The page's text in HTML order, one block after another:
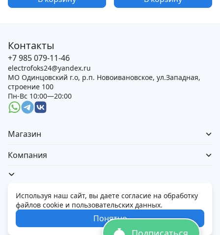
Контакты
+7 985 079-11-46
electrofoks24@yandex.ru
МО Одинцовский г.о, р.п. Новоивановское, ул.Западная,
строение 100
Пн-Вс 10:00—20:00
Магазин
Компания
© 2026 Электорфокс — магазин электроники
Политика обработки персональных данных
Используя наш сайт, вы даете согласие на обработку
файлов cookie и пользовательских данных.
Понятно